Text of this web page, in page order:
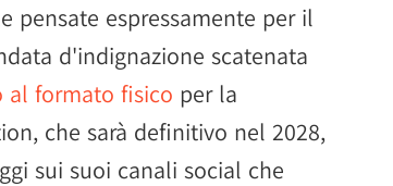
pensate espressamente per il
d'indignazione scatenata
al formato fisico per la
che sarà definitivo nel 2028,
sui suoi canali social che